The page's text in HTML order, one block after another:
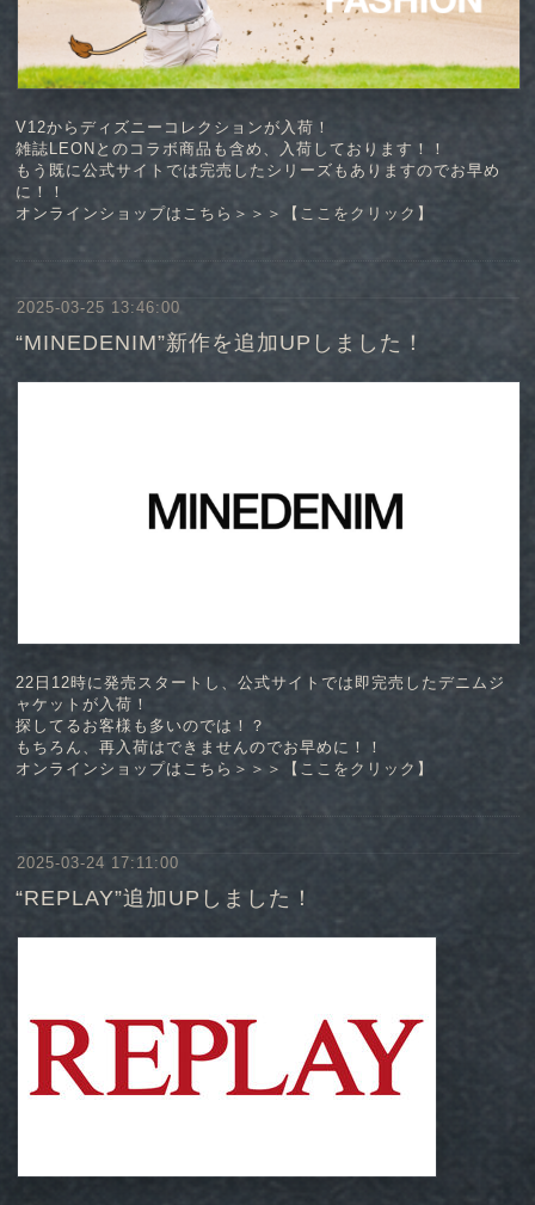
V12からディズニーコレクションが入荷！
雑誌LEONとのコラボ商品も含め、入荷しております！！
もう既に公式サイトでは完売したシリーズもありますのでお早め
に！！
オンラインショップはこちら＞＞＞【 ここをクリック 】
2025-03-25 13:46:00
“MINEDENIM”新作を追加UPしました！
22日12時に発売スタートし、公式サイトでは即完売したデニムジ
ャケットが入荷！
探してるお客様も多いのでは！？
もちろん、再入荷はできませんのでお早めに！！
オンラインショップはこちら＞＞＞【 ここをクリック 】
2025-03-24 17:11:00
“REPLAY”追加UPしました！